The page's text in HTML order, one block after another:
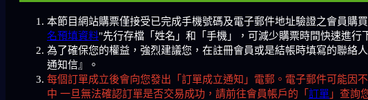
本節目網站購票僅接受已完成手機號碼及電子郵件地址驗證之會員購買
名預填資料"先行存檔「姓名」和「手機」，可減少購票時間快速進行
為了確保您的權益，強烈建議您，在註冊會員或是結帳時填寫的聯絡
通知信』。
每個訂單成立後會向您發出「訂單成立通知」電郵。電子郵件可能因
中 一旦無法確認訂單是否交易成功，請前往會員帳戶的「 訂單 」查詢